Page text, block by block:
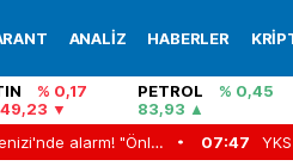
ANALİZ HABERLER
% 0,17
PETROL
% 0,45
83,93
Ege Denizi'nde alarm! "Önlem alınmazsa 20 yılda balık kalmayacak" 07:47